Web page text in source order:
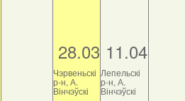
28.03
Чэрвеньскі
р-н, А.
Вінчэўскі
11.04
Лепельскі
р-н, А.
Вінчэўскі